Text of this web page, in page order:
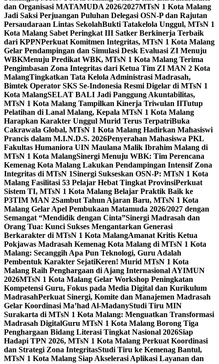
dan Organisasi MATAMUDA 2026/2027MTsN 1 Kota Malang
Jadi Saksi Perjuangan Puluhan Delegasi OSN-P dan Rajutan
Persaudaraan Lintas SekolahBukti Tatakelola Unggul, MTsN 1
Kota Malang Sabet Peringkat III Satker Berkinerja Terbaik
dari KPPNPerkuat Komitmen Integritas, MTsN 1 Kota Malang
Gelar Pendampingan dan Simulasi Desk Evaluasi ZI Menuju
WBKMenuju Predikat WBK, MTsN 1 Kota Malang Terima
Pengimbasan Zona Integritas dari Ketua Tim ZI MAN 2 Kota
MalangTingkatkan Tata Kelola Administrasi Madrasah,
Bimtek Operator SKS Se-Indonesia Resmi Digelar di MTsN 1
Kota MalangSELAT BALI Jadi Panggung Akuntabilitas,
MTsN 1 Kota Malang Tampilkan Kinerja Triwulan IITutup
Pelatihan di Lanal Malang, Kepala MTsN 1 Kota Malang
Harapkan Karakter Unggul Murid Terus TerpatriBuka
Cakrawala Global, MTsN 1 Kota Malang Hadirkan Mahasiswi
Prancis dalam M.I.N.D.S. 2026Penyerahan Mahasiswa PKL
Fakultas Humaniora UIN Maulana Malik Ibrahim Malang di
MTsN 1 Kota MalangSinergi Menuju WBK: Tim Perencana
Kemenag Kota Malang Lakukan Pendampingan Intensif Zona
Integritas di MTsN 1Sinergi Sukseskan OSN-P: MTsN 1 Kota
Malang Fasilitasi 53 Pelajar Hebat Tingkat ProvinsiPerkuat
Sistem TI, MTsN 1 Kota Malang Belajar Praktik Baik ke
P3TIM MAN 2Sambut Tahun Ajaran Baru, MTsN 1 Kota
Malang Gelar Apel Pembukaan Matamuda 2026/2027 dengan
Semangat “Mendidik dengan Cinta”Sinergi Madrasah dan
Orang Tua: Kunci Sukses Mengantarkan Generasi
Berkarakter di MTsN 1 Kota MalangAmanat Kritis Ketua
Pokjawas Madrasah Kemenag Kota Malang di MTsN 1 Kota
Malang: Secanggih Apa Pun Teknologi, Guru Adalah
Pembentuk Karakter SejatiKeren! Murid MTsN 1 Kota
Malang Raih Penghargaan di Ajang Internasional AYIMUN
2026MTsN 1 Kota Malang Gelar Workshop Peningkatan
Kompetensi Guru, Fokus pada Media Digital dan Kurikulum
MadrasahPerkuat Sinergi, Komite dan Manajemen Madrasah
Gelar Koordinasi Ma’had Al-MadanyStudi Tiru MIN
Surakarta di MTsN 1 Kota Malang: Menguatkan Transformasi
Madrasah DigitalGuru MTsN 1 Kota Malang Borong Tiga
Penghargaan Bidang Literasi Tingkat Nasional 2026Siap
Hadapi TPN 2026, MTsN 1 Kota Malang Perkuat Koordinasi
dan Strategi Zona IntegritasStudi Tiru ke Kemenag Bantul,
MTsN 1 Kota Malang Siap Akselerasi Aplikasi Layanan dan